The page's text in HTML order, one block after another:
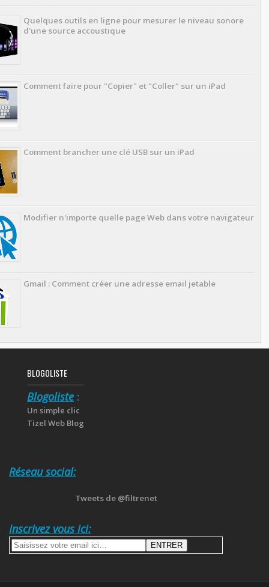
Quelques outils en ligne pour mesurer le niveau sonore
d'une source accoustique
Comment faire pour "Copier" et "Coller" sur un iPad
Comment brancher une clé USB sur un iPad
Modifier n'importe quelle page Web dans votre navigateur
Gmail : Comment créer une adresse email jetable
BLOGOLISTE
Blogoliste :
Un simple clic
Tizel Web Blog
Réseau social:
Tweets de @filtrenet
Inscrivez vous ici: